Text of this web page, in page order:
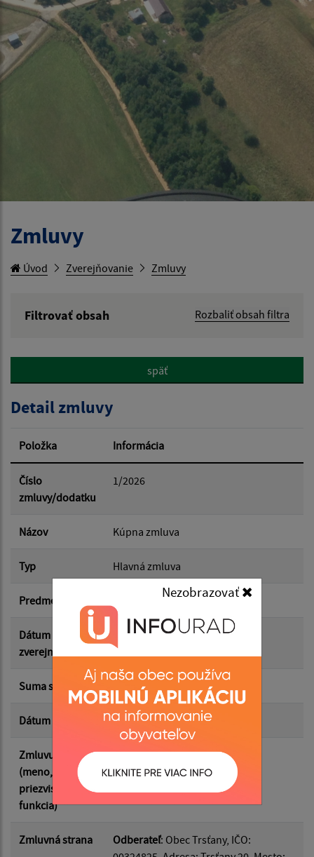
Nezobrazovať
Zmluvy
Úvod Zverejňovanie Zmluvy
Filtrovať obsah
Rozbaliť obsah filtra
Hľadať v:
Dátum od:
Dátum do:
Suma od:
späť
Detail zmluvy
Položka Informácia
Číslo
zmluvy/dodatku
1/2026
Názov Kúpna zmluva
Typ Hlavná zmluva
Predmet Nákup traktora a príslušenstva
Dátum
zverejnenia
08.04.2026
Suma s DPH* 32 793.00 €
Dátum uzavretia 08.04.2026
Zmluvu uzavrel
(meno,
priezvisko,
funkcia)
Ing. Rudolf Pupala, starosta
Zmluvná strana Odberateľ: Obec Trsťany, IČO: